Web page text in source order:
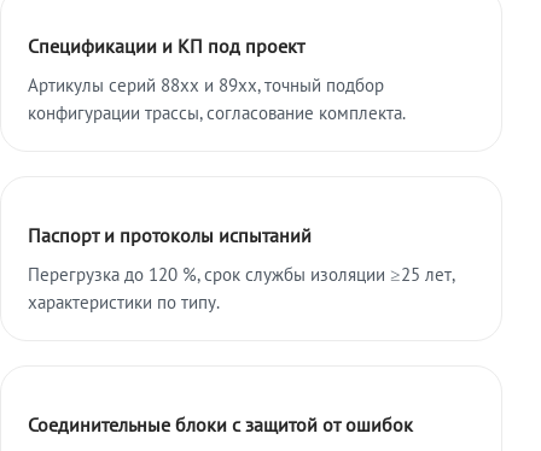
Спецификации и КП под проект
Артикулы серий 88xx и 89xx, точный подбор
конфигурации трассы, согласование комплекта.
Паспорт и протоколы испытаний
Перегрузка до 120 %, срок службы изоляции ≥25 лет,
характеристики по типу.
Соединительные блоки с защитой от ошибок